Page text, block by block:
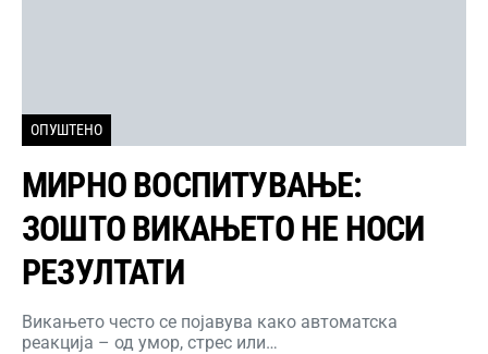
ОПУШТЕНО
МИРНО ВОСПИТУВАЊЕ:
ЗОШТО ВИКАЊЕТО НЕ НОСИ
РЕЗУЛТАТИ
Викањето често се појавува како автоматска
реакција – од умор, стрес или…